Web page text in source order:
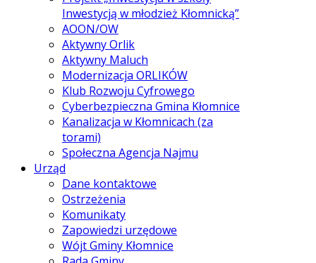
Inwestycją w młodzież Kłomnicką”
AOON/OW
Aktywny Orlik
Aktywny Maluch
Modernizacja ORLIKÓW
Klub Rozwoju Cyfrowego
Cyberbezpieczna Gmina Kłomnice
Kanalizacja w Kłomnicach (za
torami)
Społeczna Agencja Najmu
Urząd
Dane kontaktowe
Ostrzeżenia
Komunikaty
Zapowiedzi urzędowe
Wójt Gminy Kłomnice